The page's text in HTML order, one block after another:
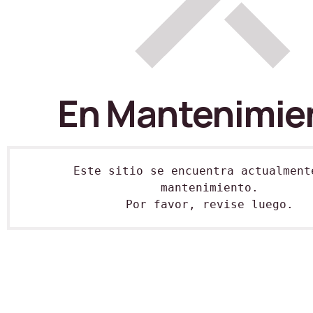
En
Este sitio se encuentra
mantenimiento.
Por favor, revise luego.